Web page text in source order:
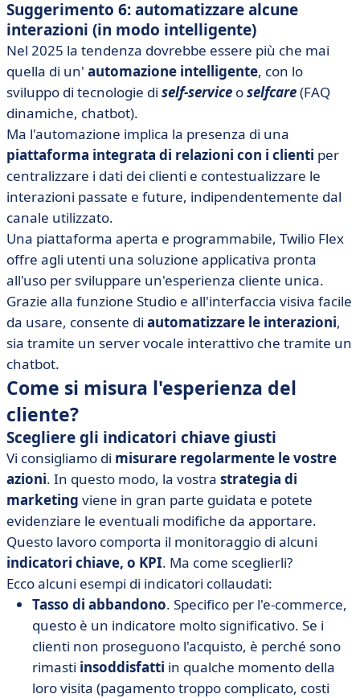
Suggerimento 6: automatizzare alcune
interazioni (in modo intelligente)
Nel 2025 la tendenza dovrebbe essere più che mai
quella di un' automazione intelligente, con lo
sviluppo di tecnologie di self-service oselfcare(FAQ
dinamiche, chatbot).
Ma l'automazione implica la presenza di una
piattaforma integrata di relazioni con i clienti per
centralizzare i dati dei clienti e contestualizzare le
interazioni passate e future, indipendentemente dal
canale utilizzato.
Una piattaforma aperta e programmabile, Twilio Flex
offre agli utenti una soluzione applicativa pronta
all'uso per sviluppare un'esperienza cliente unica.
Grazie alla funzione Studio e all'interfaccia visiva facile
da usare, consente di automatizzare le interazioni,
sia tramite un server vocale interattivo che tramite un
chatbot.
Come si misura l'esperienza del
cliente?
Scegliere gli indicatori chiave giusti
Vi consigliamo di misurare regolarmente le vostre
azioni. In questo modo, la vostra strategia di
marketing viene in gran parte guidata e potete
evidenziare le eventuali modifiche da apportare.
Questo lavoro comporta il monitoraggio di alcuni
indicatori chiave, o KPI. Ma come sceglierli?
Ecco alcuni esempi di indicatori collaudati:
Tasso di abbandono. Specifico per l'e-commerce,
questo è un indicatore molto significativo. Se i
clienti non proseguono l'acquisto, è perché sono
rimasti insoddisfatti in qualche momento della
loro visita (pagamento troppo complicato, costi